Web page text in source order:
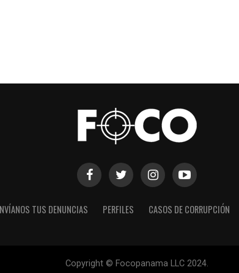
TUS DENUNCIAS PERFILES CASOS DE CORRUPCIÓN
Copyright © Focopanama LLC 2024.